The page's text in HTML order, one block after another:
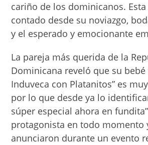
cariño de los dominicanos.
contado desde su noviazgo,
y el esperado y emocionante
La pareja más querida de la
Dominicana reveló que su bebé
Induveca con Platanitos” es
por lo que desde ya lo
súper especial ahora en
protagonista en todo momento
anunciaron durante un evento